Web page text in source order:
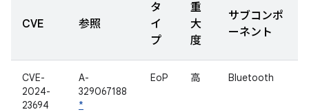
CVE 参照
タ
イ
プ
重
大
度
サブコンポ
ーネント
CVE-
2024-
23694
A-
329067188
*
EoP 高 Bluetooth